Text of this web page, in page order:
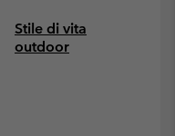
Stile di vita
outdoor